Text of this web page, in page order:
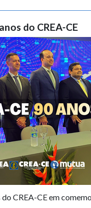
do CREA-CE
CREA-CE em